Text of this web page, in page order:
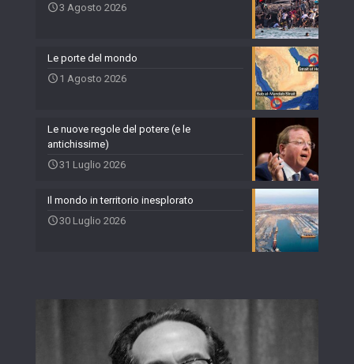
3 Agosto 2026
Le porte del mondo
1 Agosto 2026
Le nuove regole del potere (e le
antichissime)
31 Luglio 2026
Il mondo in territorio inesplorato
30 Luglio 2026